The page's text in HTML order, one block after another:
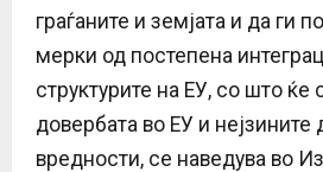
граѓаните и земјата и да ги
мерки од постепена
структурите на ЕУ, со што ќе
довербата во ЕУ и нејзините
вредности, се наведува во